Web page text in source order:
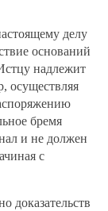
делу
оснований
надлежит
осуществляя
бремя
и не должен
с
доказательств